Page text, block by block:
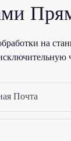
на
Почта